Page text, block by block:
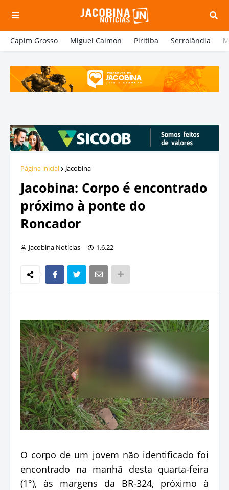
Capim Grosso Miguel Calmon Piritiba Serrolândia
Página inicial Jacobina
Jacobina: Corpo é encontrado
próximo à ponte do
Roncador
Jacobina Notícias 1.6.22
O corpo de um jovem não identificado foi
encontrado na manhã desta quarta-feira
(1°), às margens da BR-324, próximo à